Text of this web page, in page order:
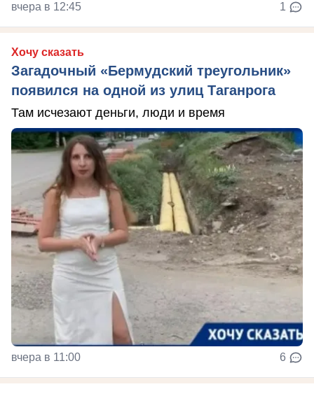
вчера в 12:45 1
Хочу сказать
Загадочный «Бермудский треугольник»
появился на одной из улиц Таганрога
Там исчезают деньги, люди и время
вчера в 11:00 6